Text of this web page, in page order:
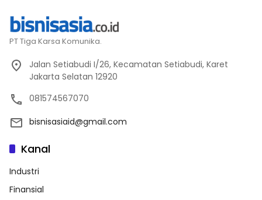
PT Tiga Karsa Komunika.
Jalan Setiabudi I/26, Kecamatan Setiabudi, Karet
Jakarta Selatan 12920
081574567070
bisnisasiaid@gmail.com
Kanal
Industri
Finansial